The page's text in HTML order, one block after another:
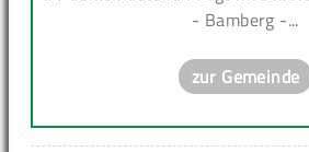
- Bamberg -...
zur Gemeinde